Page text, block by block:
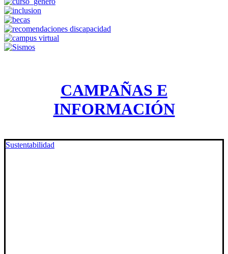
CAMPAÑAS E
INFORMACIÓN
Sustentabilidad